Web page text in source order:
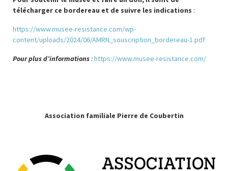
télécharger ce bordereau et de suivre les indications :
https://www.musee-resistance.com/wp-
content/uploads/2024/06/AMRN_souscription_bordereau-1.pdf
Pour plus d’informations:https://www.musee-resistance.com/
Association familiale Pierre de Coubertin